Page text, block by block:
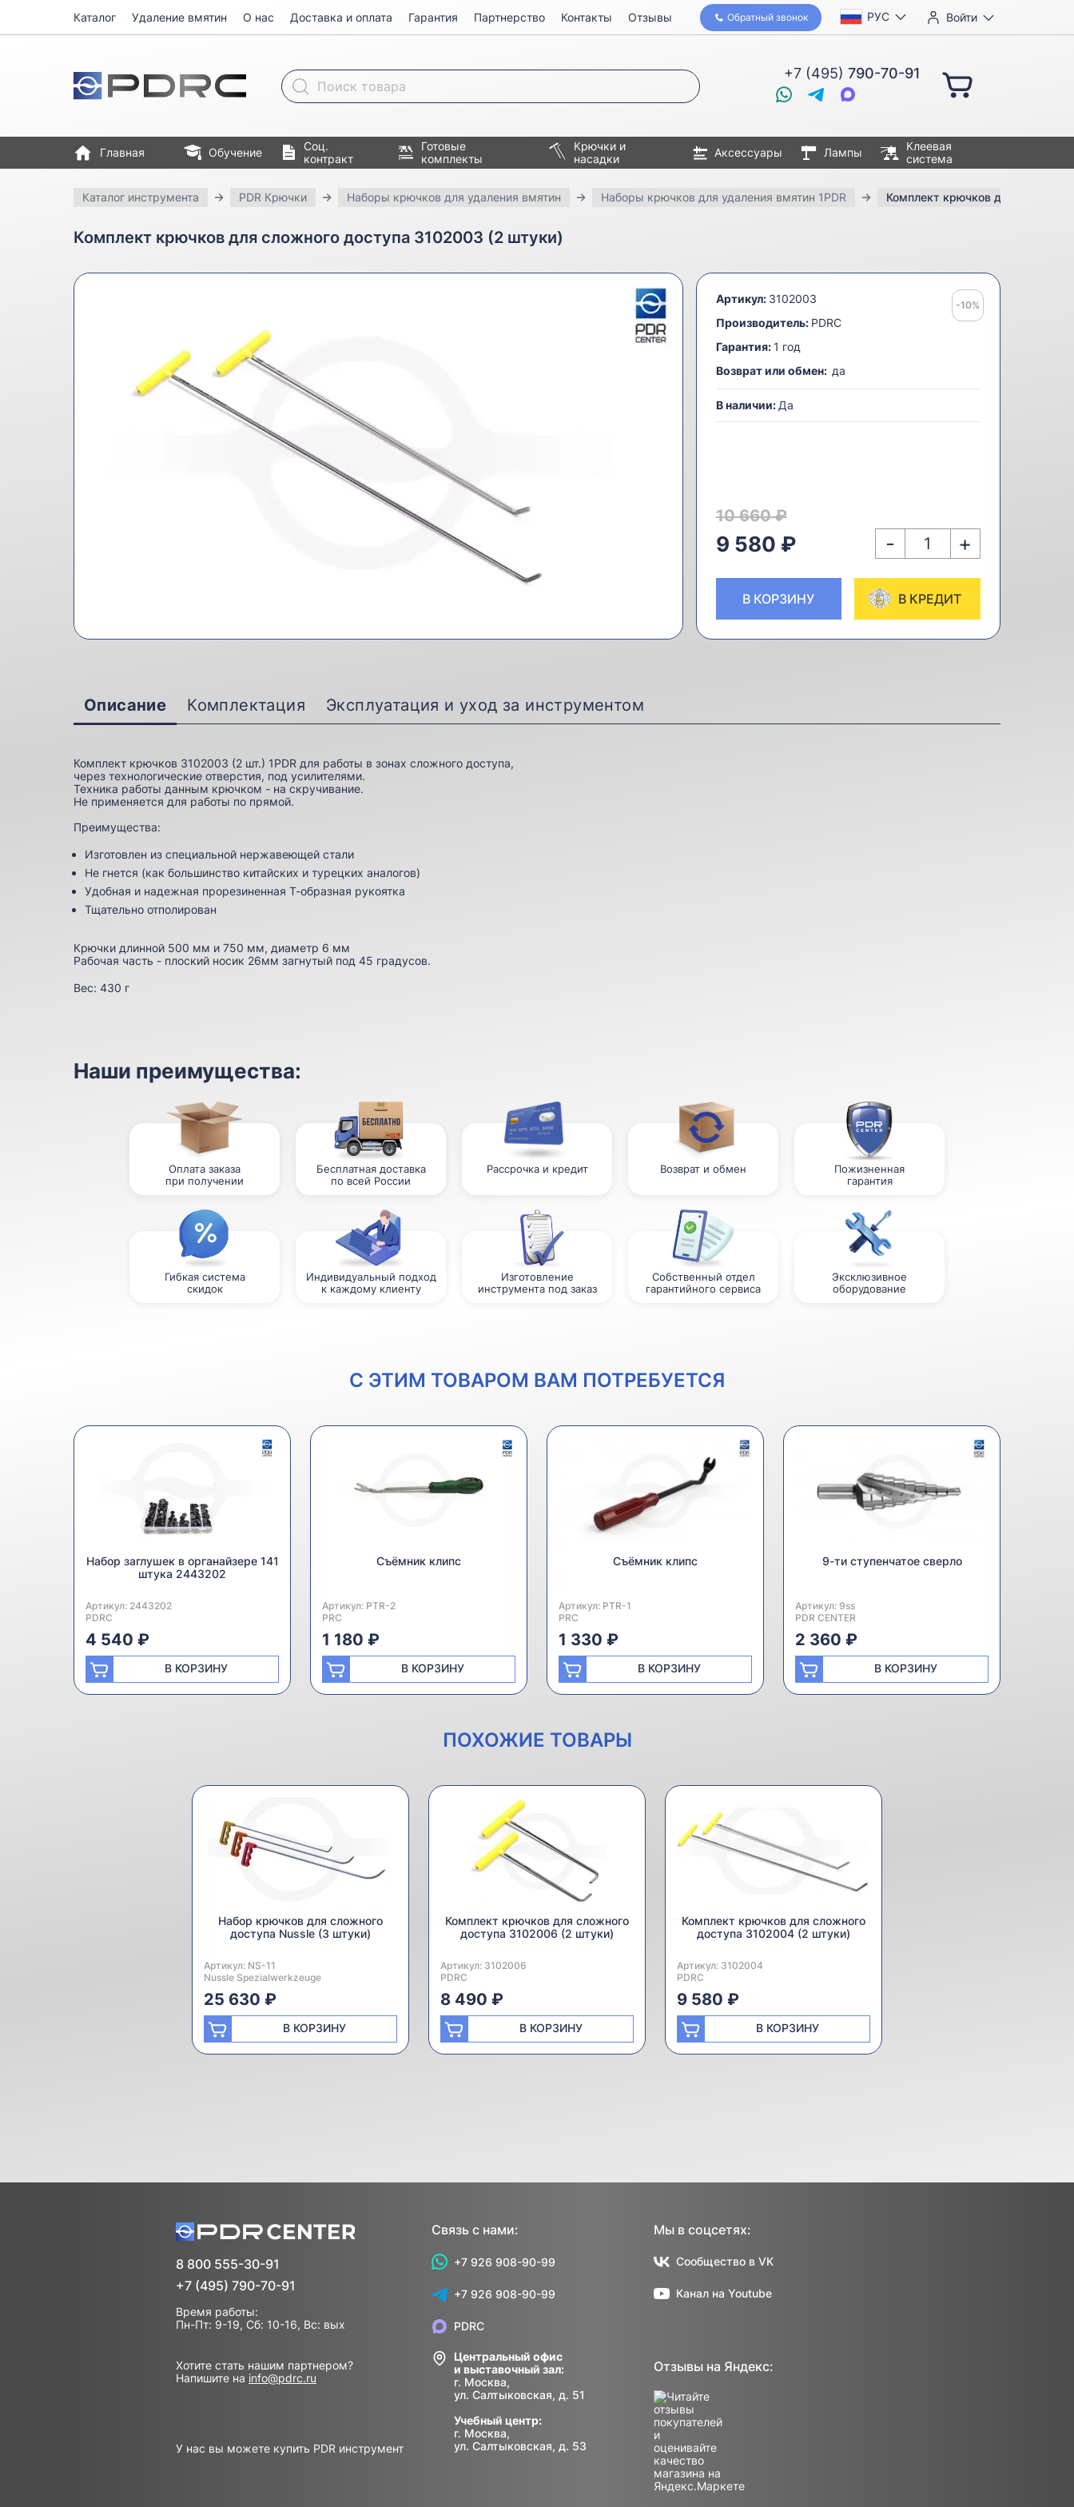
РУС Войти
Обратный звонок
+7 (495) 790-70-91
Поиск товара
Каталог Удаление вмятин О нас Доставка и оплата Гарантия Партнерство Контакты Отзывы
Главная Обучение
Соц.
контракт
Готовые
комплекты
Крючки и
насадки
Аксессуары Лампы
Клеевая
система
Каталог инструмента PDR Крючки Наборы крючков для удаления вмятин Наборы крючков для удаления вмятин 1PDR Комплект крючков для
Комплект крючков для сложного доступа 3102003 (2 штуки)
-10%
Артикул: 3102003
Производитель: PDRC
Гарантия: 1 год
Возврат или обмен: да
В наличии: Да
10 660 ₽
9 580 ₽ - +
В КОРЗИНУ В КРЕДИТ
Описание Комплектация Эксплуатация и уход за инструментом
Комплект крючков 3102003 (2 шт.) 1PDR для работы в зонах сложного доступа,
через технологические отверстия, под усилителями.
Техника работы данным крючком - на скручивание.
Не применяется для работы по прямой.
Преимущества:
Изготовлен из специальной нержавеющей стали
Не гнется (как большинство китайских и турецких аналогов)
Удобная и надежная прорезиненная Т-образная рукоятка
Тщательно отполирован
Крючки длинной 500 мм и 750 мм, диаметр 6 мм
Рабочая часть - плоский носик 26мм загнутый под 45 градусов.
Вес: 430 г
Наши преимущества:
Оплата заказа
при получении
Бесплатная доставка
по всей России
Рассрочка и кредит Возврат и обмен
Пожизненная
гарантия
Гибкая система
скидок
Индивидуальный подход
к каждому клиенту
Изготовление
инструмента под заказ
Собственный отдел
гарантийного сервиса
Эксклюзивное
оборудование
С ЭТИМ ТОВАРОМ ВАМ ПОТРЕБУЕТСЯ
Набор заглушек в органайзере 141
штука 2443202
Артикул: 2443202
Производитель:
PDRC
4 540 ₽
В КОРЗИНУ
Съёмник клипс
Артикул: PTR-2
Производитель:
PRC
1 180 ₽
В КОРЗИНУ
Съёмник клипс
Артикул: PTR-1
Производитель:
PRC
1 330 ₽
В КОРЗИНУ
9-ти ступенчатое сверло
Артикул: 9ss
Производитель:
PDR CENTER
2 360 ₽
В КОРЗИНУ
ПОХОЖИЕ ТОВАРЫ
Набор крючков для сложного
доступа Nussle (3 штуки)
Артикул: NS-11
Производитель:
Nussle Spezialwerkzeuge
25 630 ₽
В КОРЗИНУ
Комплект крючков для сложного
доступа 3102006 (2 штуки)
Артикул: 3102006
Производитель:
PDRC
8 490 ₽
В КОРЗИНУ
Комплект крючков для сложного
доступа 3102004 (2 штуки)
Артикул: 3102004
Производитель:
PDRC
9 580 ₽
В КОРЗИНУ
8 800 555-30-91
+7 (495) 790-70-91
Время работы:
Пн-Пт: 9-19, Сб: 10-16, Вс: вых
Хотите стать нашим партнером?
Напишите на info@pdrc.ru
У нас вы можете купить PDR инструмент
Связь с нами:
+7 926 908-90-99
+7 926 908-90-99
Центральный офис
и выставочный зал:
г. Москва,
ул. Салтыковская, д. 51
Учебный центр:
г. Москва,
ул. Салтыковская, д. 53
PDRC
Мы в соцсетях:
Сообщество в VK
Канал на Youtube
Отзывы на Яндекс: